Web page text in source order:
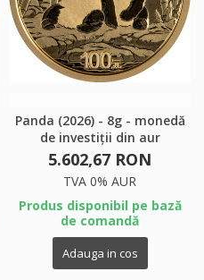
Panda (2026) - 8g - monedă
de investiții din aur
5.602,67 RON
TVA 0% AUR
Produs disponibil pe bază
de comandă
Adauga in cos
×
×
((modalDeleteText))
Creeaza o lista de dorinte
a salva produsele in